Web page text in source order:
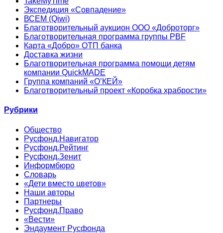
Экспедиция «Совпадение»
ВСЕМ (Qiwi)
Благотворительный аукцион ООО «Доброторг»
Благотворительная программа группы PBF
Карта «Добро» ОТП банка
Доставка жизни
Благотворительная программа помощи детям
компании QuickMADE
Группа компаний «О’КЕЙ»
Благотворительный проект «Коробка храбрости»
Рубрики
Общество
Русфонд.Навигатор
Русфонд.Рейтинг
Русфонд.Зенит
Информбюро
Словарь
«Дети вместо цветов»
Наши авторы
Партнеры
Русфонд.Право
«Вести»
Эндаумент Русфонда